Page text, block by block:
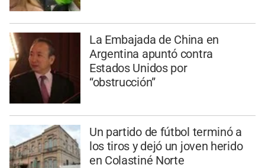
La Embajada de China en
Argentina apuntó contra
Estados Unidos por
“obstrucción”
Un partido de fútbol terminó a
los tiros y dejó un joven herido
en Colastiné Norte